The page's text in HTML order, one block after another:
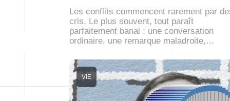
Les conflits commencent rarement par
cris. Le plus souvent, tout paraît
parfaitement banal : une conversation
ordinaire, une remarque maladroite,…
VIE